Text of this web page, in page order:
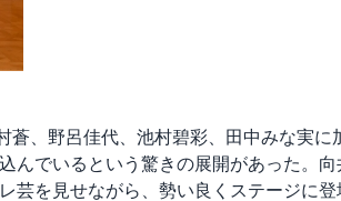
蒼、野呂佳代、池村碧彩、田中みな実に
んでいるという驚きの展開があった。
芸を見せながら、勢い良くステージに